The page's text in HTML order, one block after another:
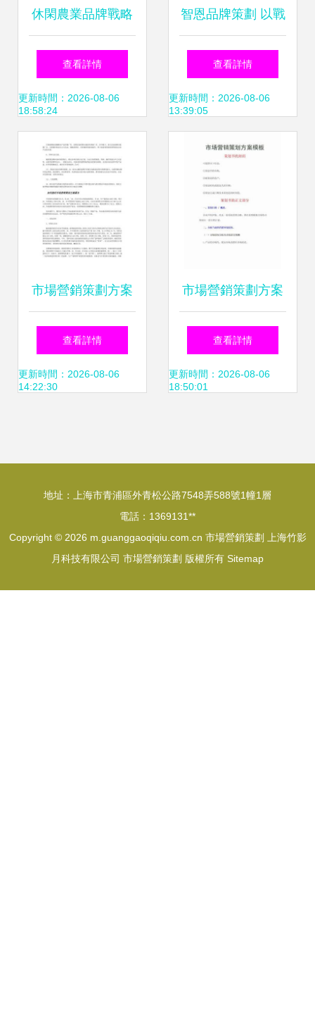
休閑農業品牌戰略
與市場營銷策劃全
攻略
查看詳情
更新時間：2026-08-06
18:58:24
智恩品牌策劃 以戰
略思維賦能，助力
巴山大峽谷牛肉干
開辟高端市場新藍
海
查看詳情
更新時間：2026-08-06
13:39:05
市場營銷策劃方案
（通用10篇）
查看詳情
更新時間：2026-08-06
14:22:30
市場營銷策劃方案
系統化構建品牌增
長路徑
查看詳情
更新時間：2026-08-06
18:50:01
地址：上海市青浦區外青松公路7548弄588號1幢1層
電話：1369131**
Copyright © 2026 m.guanggaoqiqiu.com.cn 市場營銷策劃
上海竹影
月科技有限公司 市場營銷策劃 版權所有 Sitemap